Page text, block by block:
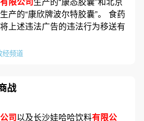
产的“康欣牌波尔特胶囊”。 食药
上述违法广告的违法行为移送有
经频道
战
司以及长沙娃哈哈饮料有限公